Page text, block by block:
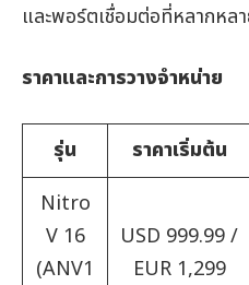
และพอร์ตเชื่อมต่อที่หลากหล
ราคาและการวางจำหน่าย
รุ่น ราคาเริ่มต้น
Nitro
V 16
(ANV1
USD 999.99 /
EUR 1,299